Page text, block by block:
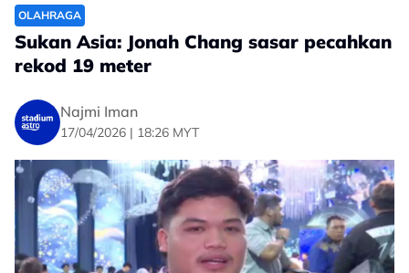
No node context available.
Related Topics
#Olahraga #Lontar Peluru
OLAHRAGA
Sukan Asia: Jonah Chang sasar pecahkan
rekod 19 meter
Najmi Iman
17/04/2026 | 18:26 MYT